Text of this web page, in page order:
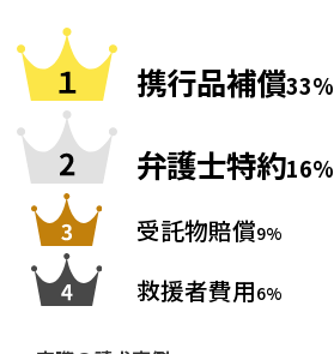
携行品補償33%
弁護士特約16%
受託物賠償9%
救援者費用6%